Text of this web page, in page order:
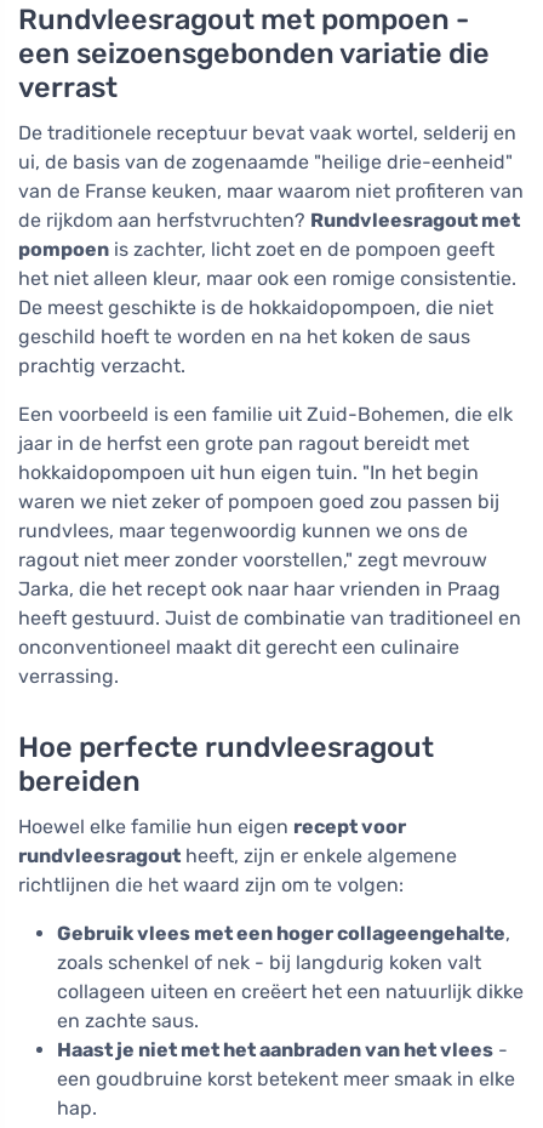
Rundvleesragout met pompoen -
een seizoensgebonden variatie die
verrast
De traditionele receptuur bevat vaak wortel, selderij en
ui, de basis van de zogenaamde "heilige drie-eenheid"
van de Franse keuken, maar waarom niet profiteren van
de rijkdom aan herfstvruchten? Rundvleesragout met
pompoen is zachter, licht zoet en de pompoen geeft
het niet alleen kleur, maar ook een romige consistentie.
De meest geschikte is de hokkaidopompoen, die niet
geschild hoeft te worden en na het koken de saus
prachtig verzacht.
Een voorbeeld is een familie uit Zuid-Bohemen, die elk
jaar in de herfst een grote pan ragout bereidt met
hokkaidopompoen uit hun eigen tuin. "In het begin
waren we niet zeker of pompoen goed zou passen bij
rundvlees, maar tegenwoordig kunnen we ons de
ragout niet meer zonder voorstellen," zegt mevrouw
Jarka, die het recept ook naar haar vrienden in Praag
heeft gestuurd. Juist de combinatie van traditioneel en
onconventioneel maakt dit gerecht een culinaire
verrassing.
Hoe perfecte rundvleesragout
bereiden
Hoewel elke familie hun eigen recept voor
rundvleesragout heeft, zijn er enkele algemene
richtlijnen die het waard zijn om te volgen:
Gebruik vlees met een hoger collageengehalte,
zoals schenkel of nek - bij langdurig koken valt
collageen uiteen en creëert het een natuurlijk dikke
en zachte saus.
Haast je niet met het aanbraden van het vlees -
een goudbruine korst betekent meer smaak in elke
hap.